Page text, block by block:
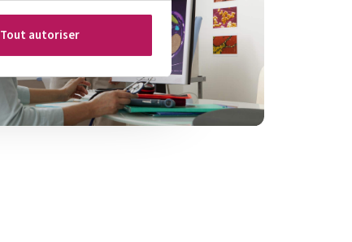
Tout autoriser